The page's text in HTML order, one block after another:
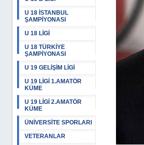
U 18 İSTANBUL
ŞAMPİYONASI
U 18 LİGİ
U 18 TÜRKİYE
ŞAMPİYONASI
U 19 GELİŞİM LİGİ
U 19 LİGİ 1.AMATÖR
KÜME
U 19 LİGİ 2.AMATÖR
KÜME
ÜNİVERSİTE SPORLARI
VETERANLAR